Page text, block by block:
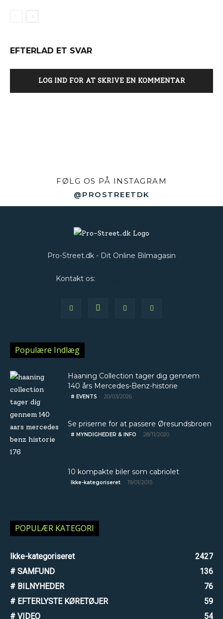
EFTERLAD ET SVAR
LOG IND FOR AT SKRIVE EN KOMMENTAR
FØLG OS PÅ INSTAGRAM
@PROSTREETDK
Pro-Street.dk - Dit Online Bilmagasin
Kontakt os:
Populære Indlæg
Haaning Collection tager dig gennem
140 års Mercedes-Benz-historie
# EVENTS 20/03/2026
Se priserne for at passere Øresundsbroen
# MYNDIGHEDER & INFO 28/11/2020
10 kompakte biler som cabriolet
Ikke-kategoriseret 19/01/2015
POPULÆR KATEGORI
Ikke-kategoriseret
2427
# SAMFUND
136
# BILNYHEDER
76
# EFTERLYSTE KØRETØJER
59
# VIDEO
54